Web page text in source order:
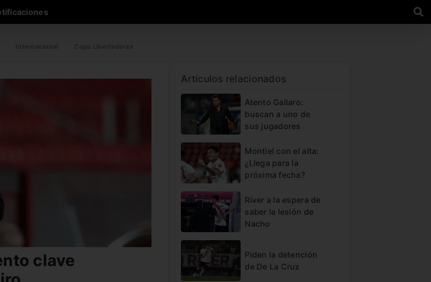
clave
Artículos relacionados
Atento Gallaro:
buscan a uno de
sus jugadores
Montiel con el alta:
¿Llega para la
próxima fecha?
River a la espera de
saber la lesión de
Nacho
Piden la detención
de De La Cruz